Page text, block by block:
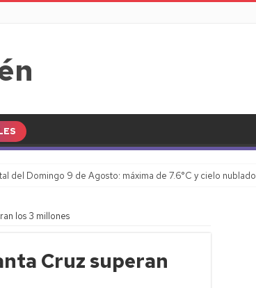
del Domingo 9 de Agosto: máxima de 7.6°C y cielo nublado
los 3 millones
Cruz superan